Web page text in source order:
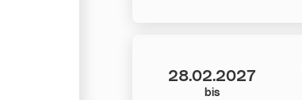
Datum:
28.02.2027
bis